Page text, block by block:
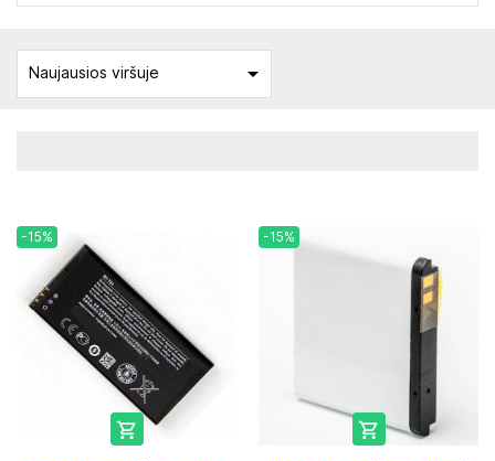
Naujausios viršuje 
-15%

-15%
